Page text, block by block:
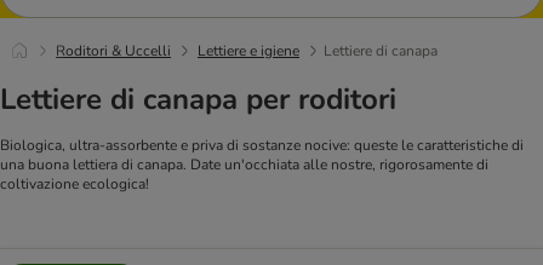
Roditori & Uccelli Lettiere e igiene Lettiere di canapa
Lettiere di canapa per roditori
Biologica, ultra-assorbente e priva di sostanze nocive: queste le caratteristiche di
una buona lettiera di canapa. Date un'occhiata alle nostre, rigorosamente di
coltivazione ecologica!